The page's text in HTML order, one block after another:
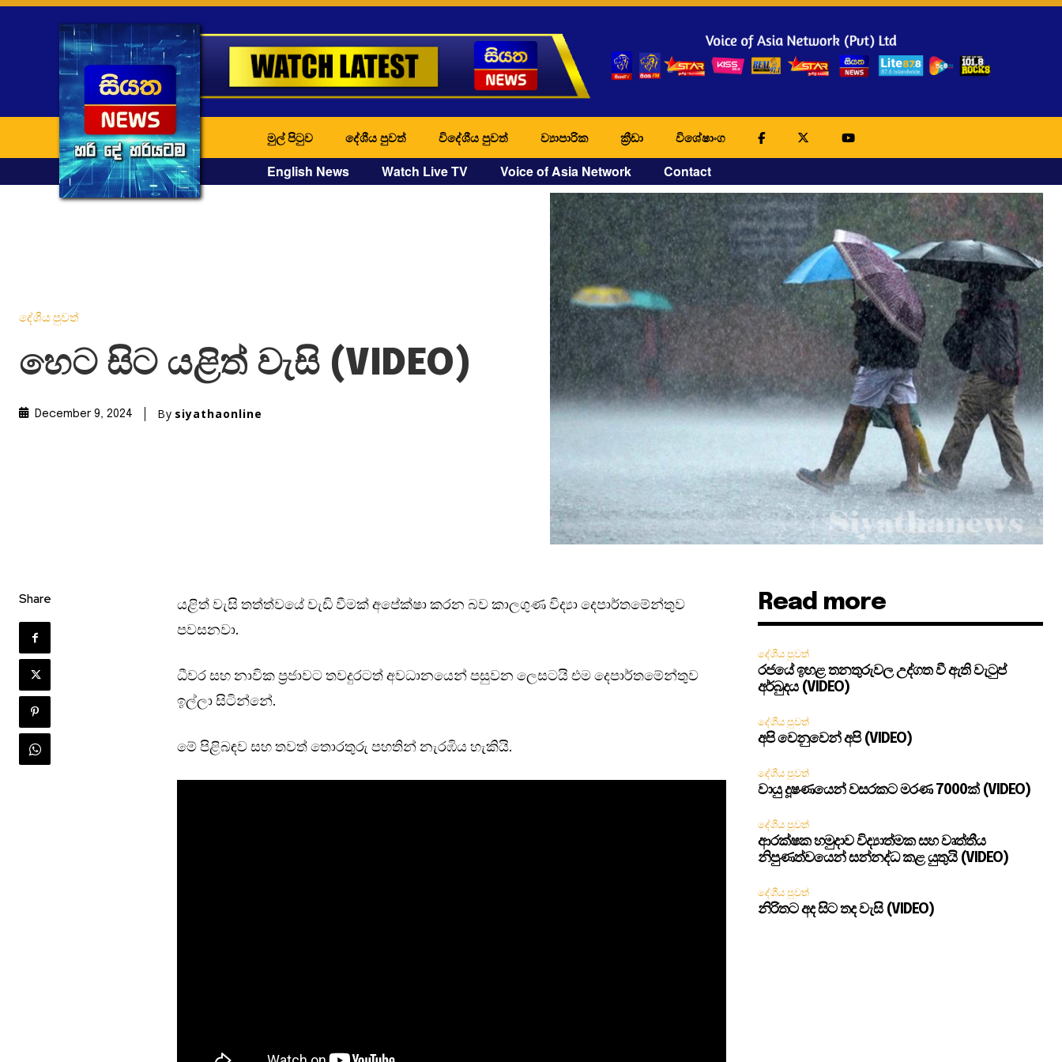
මුල් පිටුව දේශීය පුවත් විදේශීය පුවත් ව්‍යාපාරික ක්‍රීඩා විශේෂාංග
English News Watch Live TV Voice of Asia Network Contact
දේශීය පුවත්
හෙට සිට යළිත් වැසි (VIDEO)
December 9, 2024 By siyathaonline
Share
යළිත් වැසි තත්ත්වයේ වැඩි වීමක් අපේක්ෂා කරන බව කාලගුණ විද්‍යා දෙපාර්තමේන්තුව
පවසනවා.
ධීවර සහ නාවික ප්‍රජාවට තවදුරටත් අවධානයෙන් පසුවන ලෙසටයි එම දෙපාර්තමේන්තුව
ඉල්ලා සිටින්නේ.
මේ පිළිබඳව සහ තවත් තොරතුරු පහතින් නැරඹිය හැකියි.
Read more
දේශීය පුවත්
රජයේ ඉහළ තනතුරුවල උද්ගත වී ඇති වැටුප්
අර්බුදය (VIDEO)
දේශීය පුවත්
අපි වෙනුවෙන් අපි (VIDEO)
දේශීය පුවත්
වායු දූෂණයෙන් වසරකට මරණ 7000ක් (VIDEO)
දේශීය පුවත්
ආරක්ෂක හමුදාව විද්‍යාත්මක සහ වෘත්තීය
නිපුණත්වයෙන් සන්නද්ධ කළ යුතුයි (VIDEO)
දේශීය පුවත්
නිරිතට අද සිට තද වැසි (VIDEO)